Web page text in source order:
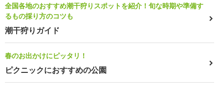
全国各地のおすすめ潮干狩りスポットを紹介！旬な時期や準備す
るもの採り方のコツも
潮干狩りガイド
春のお出かけにピッタリ！
ピクニックにおすすめの公園